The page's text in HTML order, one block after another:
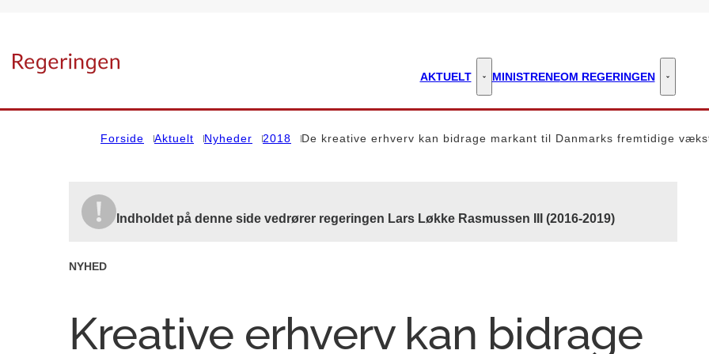
AKTUELT Aktuelt - Flere links
MINISTRENEOM REGERINGEN Om
Forside Aktuelt Nyheder 2018 De kreative erhverv kan bidrage markant til Danmarks fremtidige
Indholdet på denne side vedrører regeringen Lars Løkke Rasmussen III (2016-2019)
NYHED
Kreative erhverv kan bidrage